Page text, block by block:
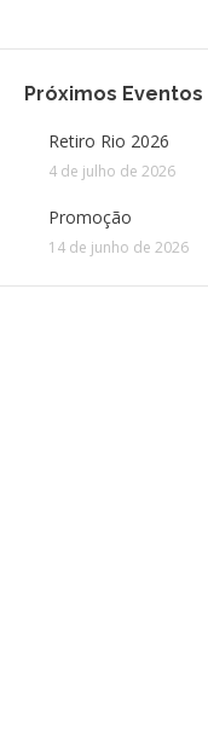
Próximos Eventos
Retiro Rio 2026
4 de julho de 2026
Promoção
14 de junho de 2026